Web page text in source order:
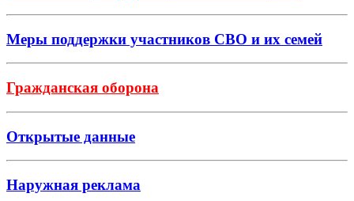
Меры поддержки участников СВО и их семей
Гражданская оборона
Открытые данные
Наружная реклама